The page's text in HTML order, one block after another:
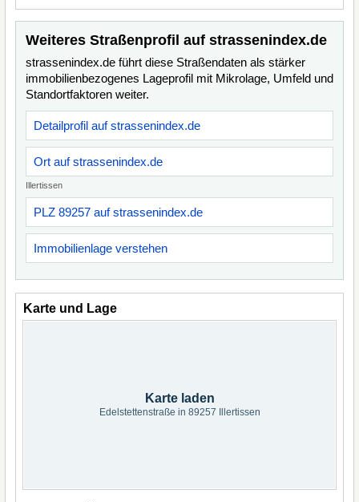
Weiteres Straßenprofil auf strassenindex.de
strassenindex.de führt diese Straßendaten als stärker
immobilienbezogenes Lageprofil mit Mikrolage, Umfeld und
Standortfaktoren weiter.
Detailprofil auf strassenindex.de
Ort auf strassenindex.de
Illertissen
PLZ 89257 auf strassenindex.de
Immobilienlage verstehen
Karte und Lage
Karte laden
Edelstettenstraße in 89257 Illertissen